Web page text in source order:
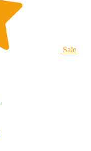
Sale